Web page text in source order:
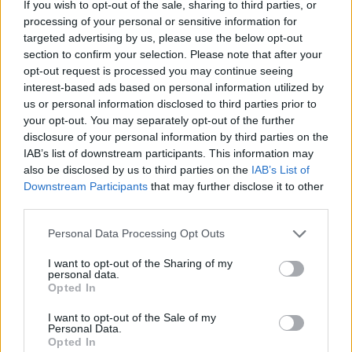
If you wish to opt-out of the sale, sharing to third parties, or
processing of your personal or sensitive information for
targeted advertising by us, please use the below opt-out
section to confirm your selection. Please note that after your
opt-out request is processed you may continue seeing
interest-based ads based on personal information utilized by
us or personal information disclosed to third parties prior to
your opt-out. You may separately opt-out of the further
disclosure of your personal information by third parties on the
IAB’s list of downstream participants. This information may
also be disclosed by us to third parties on the IAB’s List of
Downstream Participants that may further disclose it to other
Please note that this website/app uses one or more Google
not limited to your visit or usage behaviour. You may click to
grant or deny consent to Google and its third-party tags to
use your data for below specified purposes in below Google
consent section.
Personal Data Processing Opt Outs
I want to opt-out of the Sharing of my
personal data.
Opted In
I want to opt-out of the Sale of my
Personal Data.
Opted In
Tegnap a BMC-ben adták át a rangos zenei és irodalmi
díjakat, a nyertesekről készült miniportrékat idén is a
Kultúrpart csapata készítette. Nézzétek meg kisfilmjeinket!
tovább
2020. 03. 01.|Kultúrpart
Az ArtMenőkkel Magyarországon először indul olyan